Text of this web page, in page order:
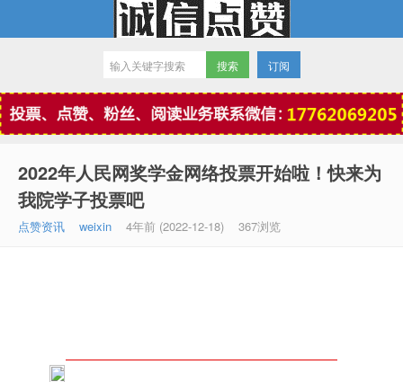
微信点赞
订阅
2022年人民网奖学金网络投票开始啦！快来为
我院学子投票吧
点赞资讯 weixin 4年前 (2022-12-18) 367浏览